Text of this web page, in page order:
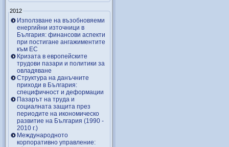
2012
Използване на възобновяеми
енергийни източници в
България: финансови аспекти
при постигане ангажиментите
към ЕС
Кризата в европейските
трудови пазари и политики за
овладяване
Структура на данъчните
приходи в България:
специфичност и деформации
Пазарът на труда и
социалната защита през
периодите на икономическо
развитие на България (1990 -
2010 г.)
Международното
корпоративно управление: